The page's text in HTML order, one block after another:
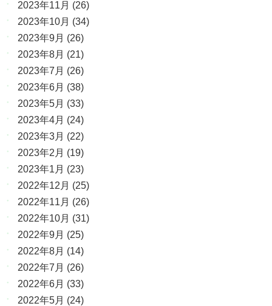
2023年11月 (26)
2023年10月 (34)
2023年9月 (26)
2023年8月 (21)
2023年7月 (26)
2023年6月 (38)
2023年5月 (33)
2023年4月 (24)
2023年3月 (22)
2023年2月 (19)
2023年1月 (23)
2022年12月 (25)
2022年11月 (26)
2022年10月 (31)
2022年9月 (25)
2022年8月 (14)
2022年7月 (26)
2022年6月 (33)
2022年5月 (24)